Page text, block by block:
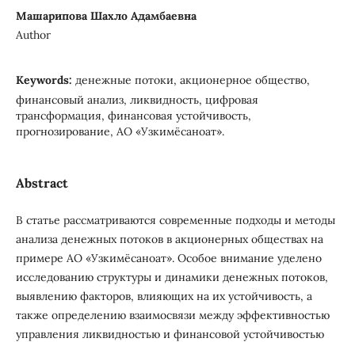
Машарипова Шахло Адамбаевна
Author
Keywords: денежные потоки, акционерное общество,
финансовый анализ, ликвидность, цифровая
трансформация, финансовая устойчивость,
прогнозирование, АО «Узкимёсаноат».
Abstract
В статье рассматриваются современные подходы и методы
анализа денежных потоков в акционерных обществах на
примере АО «Узкимёсаноат». Особое внимание уделено
исследованию структуры и динамики денежных потоков,
выявлению факторов, влияющих на их устойчивость, а
также определению взаимосвязи между эффективностью
управления ликвидностью и финансовой устойчивостью